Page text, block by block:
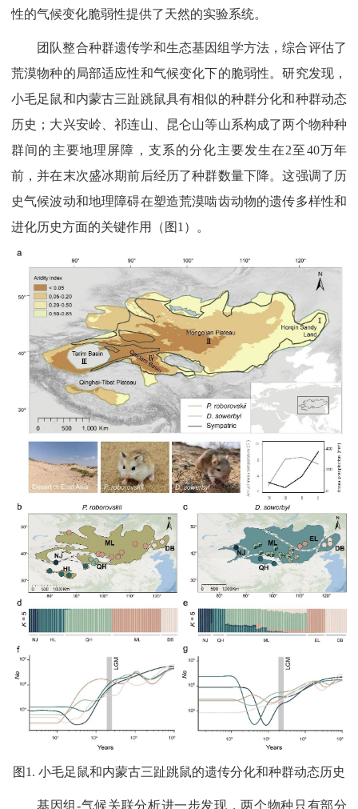
性的气候变化脆弱性提供了天然的实验系统。
团队整合种群遗传学和生态基因组学方法，综合评估了
荒漠物种的局部适应性和气候变化下的脆弱性。研究发现，
小毛足鼠和内蒙古三趾跳鼠具有相似的种群分化和种群动态
历史；大兴安岭、祁连山、昆仑山等山系构成了两个物种种
群间的主要地理屏障，支系的分化主要发生在2至40万年
前，并在末次盛冰期前后经历了种群数量下降。这强调了历
史气候波动和地理障碍在塑造荒漠啮齿动物的遗传多样性和
进化历史方面的关键作用（图1）。
图1. 小毛足鼠和内蒙古三趾跳鼠的遗传分化和种群动态历史
基因组-气候关联分析进一步发现，两个物种只有部分